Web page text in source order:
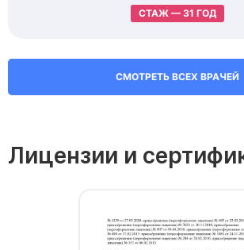
СТАЖ — 31 ГОД
СМОТРЕТЬ ВСЕХ ВРАЧЕЙ
Лицензии и